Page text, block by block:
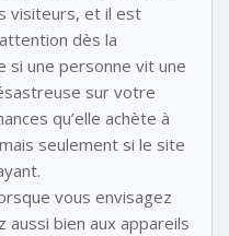
visiteurs, et il est
dès la
si une personne vit une
sur votre
qu’elle achète à
seulement si le site
vous envisagez
aussi bien aux appareils